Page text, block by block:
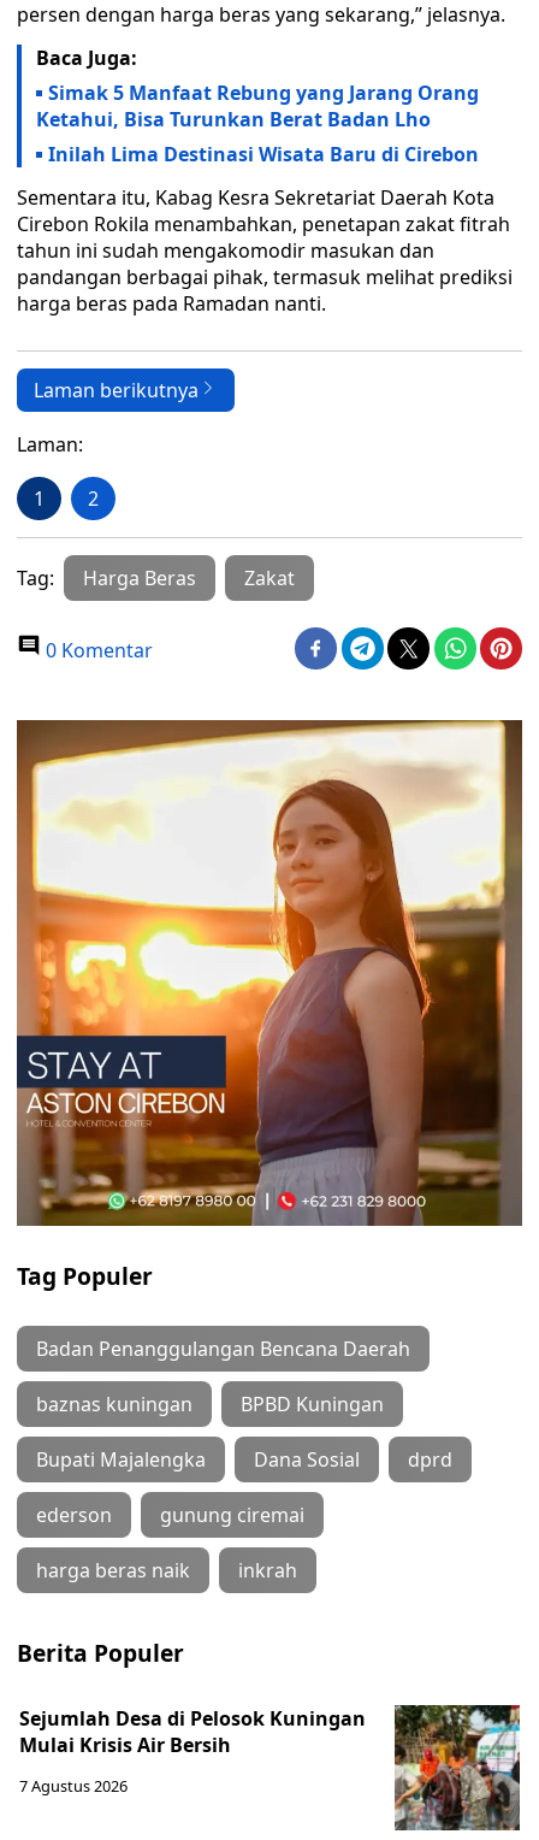
persen dengan harga beras yang sekarang,” jelasnya.
Baca Juga:
Simak 5 Manfaat Rebung yang Jarang Orang
Ketahui, Bisa Turunkan Berat Badan Lho
Inilah Lima Destinasi Wisata Baru di Cirebon
Sementara itu, Kabag Kesra Sekretariat Daerah Kota
Cirebon Rokila menambahkan, penetapan zakat fitrah
tahun ini sudah mengakomodir masukan dan
pandangan berbagai pihak, termasuk melihat prediksi
harga beras pada Ramadan nanti.
Laman berikutnya
Laman:
1 2
Tag: Harga Beras Zakat
0 Komentar
Tag Populer
Badan Penanggulangan Bencana Daerah
baznas kuningan BPBD Kuningan
Bupati Majalengka Dana Sosial dprd
ederson gunung ciremai
harga beras naik inkrah
Berita Populer
Sejumlah Desa di Pelosok Kuningan
Mulai Krisis Air Bersih
7 Agustus 2026